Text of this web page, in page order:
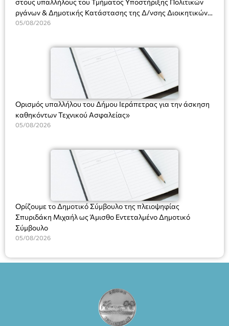
στους υπαλλήλους του Τμήματος Υποστήριξης Πολιτικών
ργάνων & Δημοτικής Κατάστασης της Δ/νσης Διοικητικών
Υπηρεσιών για αποφάσεις, πιστοποιητικά, πράξεις και
(Ν. 5314/2026).»
05/08/2026
Ορισμός υπαλλήλου του Δήμου Ιεράπετρας για την άσκηση
καθηκόντων Τεχνικού Ασφαλείας»
05/08/2026
Ορίζουμε το Δημοτικό Σύμβουλο της πλειοψηφίας
Σπυριδάκη Μιχαήλ ως Άμισθο Εντεταλμένο Δημοτικό
Σύμβουλο
05/08/2026